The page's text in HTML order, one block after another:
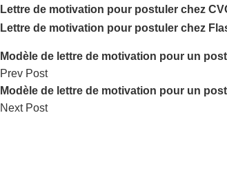
Lettre de motivation pour postuler chez
Lettre de motivation pour postuler chez
Modèle de lettre de motivation pour un
Prev Post
Modèle de lettre de motivation pour un
Next Post